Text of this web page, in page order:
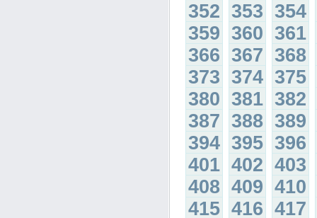
352 353 354
359 360 361
366 367 368
373 374 375
380 381 382
387 388 389
394 395 396
401 402 403
408 409 410
415 416 417